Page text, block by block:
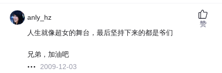
anly_hz
人生就像超女的舞台，最后坚持下来的都是爷们
兄弟，加油吧
2009-12-03
赞